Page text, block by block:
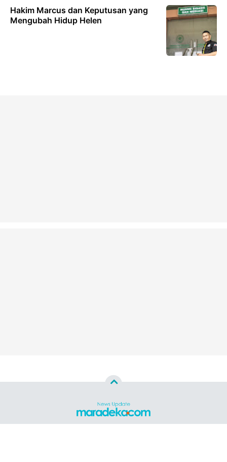
Hakim Marcus dan Keputusan yang
Mengubah Hidup Helen
Copyright ©2026MARADEKA.COM™